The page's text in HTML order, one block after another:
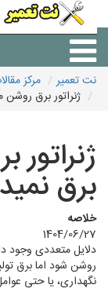
نت تعمیر مرکز مقالات
ژنراتور برق روشن
ژنراتور
برق
خلاصه
1404/06/27
دلایل متعددی وجود
روشن شود اما برق
نگهداری، یا حتی